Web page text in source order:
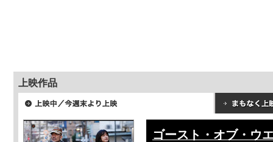
上映作品
ゴースト・オブ・ウ